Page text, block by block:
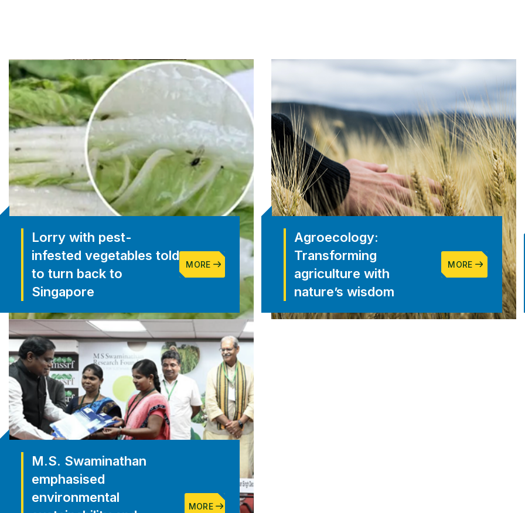
Lorry with pest-
infested vegetables told
to turn back to
Singapore
MORE
Agroecology:
Transforming
agriculture with
nature’s wisdom
MORE
M.S. Swaminathan
emphasised
environmental
MORE